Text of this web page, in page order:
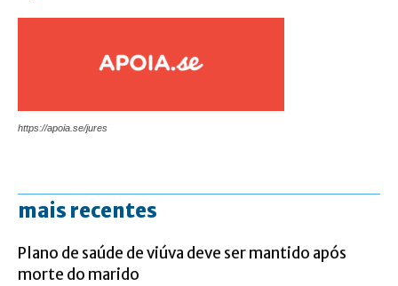
https://apoia.se/jures
mais recentes
Plano de saúde de viúva deve ser mantido após
morte do marido